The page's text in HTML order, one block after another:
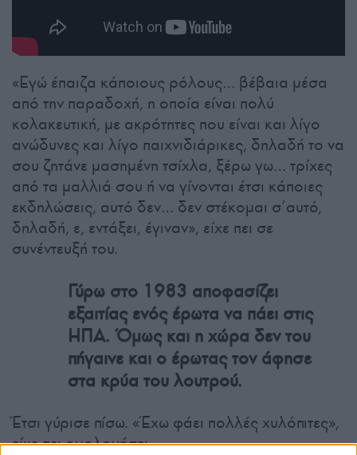
«Εγώ έπαιζα κάποιους ρόλους… βέβαια μέσα
από την παραδοχή, η οποία είναι πολύ
κολακευτική, με ακρότητες που είναι και λίγο
ανώδυνες και λίγο παιχνιδιάρικες, δηλαδή το να
σου ζητάνε μασημένη τσίχλα, ξέρω γω… τρίχες
από τα μαλλιά σου ή να γίνονται έτσι κάποιες
εκδηλώσεις, αυτό δεν… δεν στέκομαι σ’αυτό,
δηλαδή, ε, εντάξει, έγιναν», είχε πει σε
συνέντευξή του.
Γύρω στο 1983 αποφασίζει
εξαιτίας ενός έρωτα να πάει στις
ΗΠΑ. Όμως και η χώρα δεν του
πήγαινε και ο έρωτας τον άφησε
στα κρύα του λουτρού.
Έτσι γύρισε πίσω. «Έχω φάει πολλές χυλόπιτες»,
είχε πει ομολογήσει.